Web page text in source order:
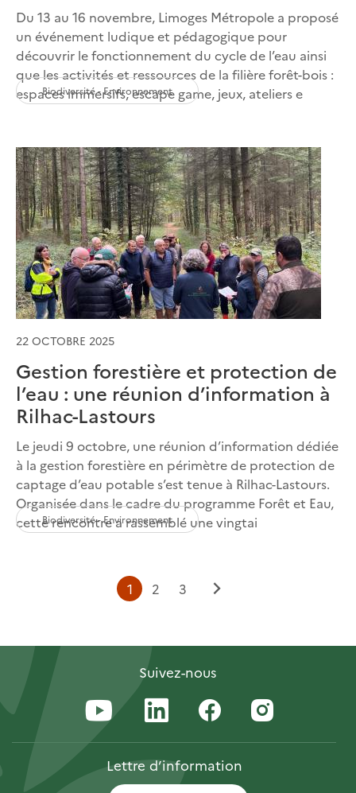
Du 13 au 16 novembre, Limoges Métropole a proposé
un événement ludique et pédagogique pour
découvrir le fonctionnement du cycle de l’eau ainsi
que les activités et ressources de la filière forêt-bois :
espaces immersifs, escape game, jeux, ateliers e
Biodiversité - Environnement
22 OCTOBRE 2025
Gestion forestière et protection de
l’eau : une réunion d’information à
Rilhac-Lastours
Le jeudi 9 octobre, une réunion d’information dédiée
à la gestion forestière en périmètre de protection de
captage d’eau potable s’est tenue à Rilhac-Lastours.
Organisée dans le cadre du programme Forêt et Eau,
cette rencontre a rassemblé une vingtai
Biodiversité - Environnement
Page
courante
1 Page
2 Page
3
Page
Suivez-nous
Lettred’information